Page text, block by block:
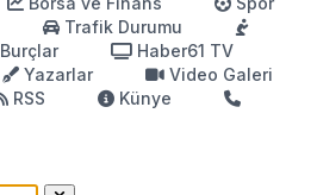
Trafik Durumu
Burçlar
Haber61 TV
Yazarlar
Video Galeri
RSS
Künye